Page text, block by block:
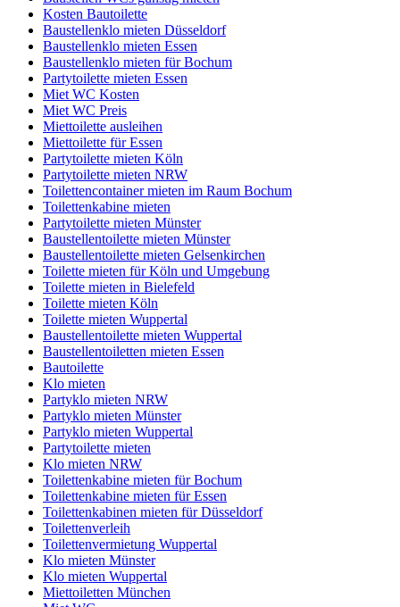
Kosten Bautoilette
Baustellenklo mieten Düsseldorf
Baustellenklo mieten Essen
Baustellenklo mieten für Bochum
Partytoilette mieten Essen
Miet WC Kosten
Miet WC Preis
Miettoilette ausleihen
Miettoilette für Essen
Partytoilette mieten Köln
Partytoilette mieten NRW
Toilettencontainer mieten im Raum Bochum
Toilettenkabine mieten
Partytoilette mieten Münster
Baustellentoilette mieten Münster
Baustellentoilette mieten Gelsenkirchen
Toilette mieten für Köln und Umgebung
Toilette mieten in Bielefeld
Toilette mieten Köln
Toilette mieten Wuppertal
Baustellentoilette mieten Wuppertal
Baustellentoiletten mieten Essen
Bautoilette
Klo mieten
Partyklo mieten NRW
Partyklo mieten Münster
Partyklo mieten Wuppertal
Partytoilette mieten
Klo mieten NRW
Toilettenkabine mieten für Bochum
Toilettenkabine mieten für Essen
Toilettenkabinen mieten für Düsseldorf
Toilettenverleih
Toilettenvermietung Wuppertal
Klo mieten Münster
Klo mieten Wuppertal
Miettoiletten München